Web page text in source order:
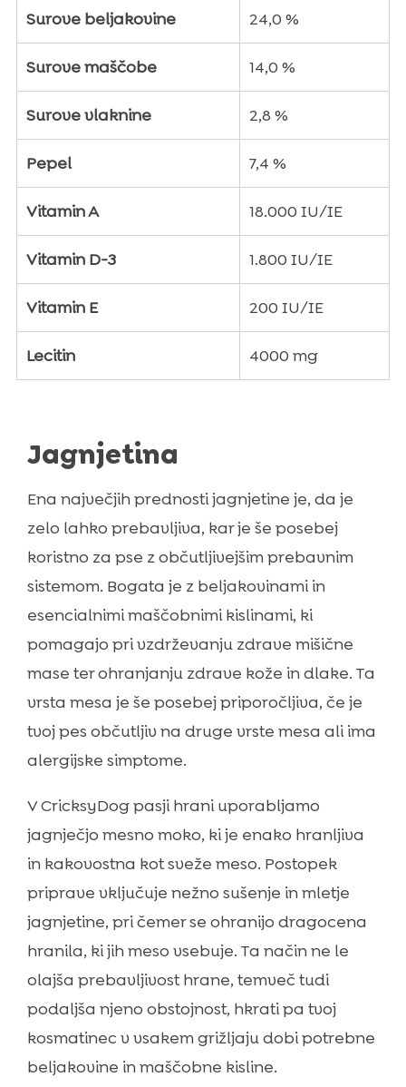
Surove beljakovine 24,0 %
Surove maščobe 14,0 %
Surove vlaknine 2,8 %
Pepel 7,4 %
Vitamin A 18.000 IU/IE
Vitamin D-3 1.800 IU/IE
Vitamin E 200 IU/IE
Lecitin 4000 mg
Jagnjetina
Ena največjih prednosti jagnjetine je, da je
zelo lahko prebavljiva, kar je še posebej
koristno za pse z občutljivejšim prebavnim
sistemom. Bogata je z beljakovinami in
esencialnimi maščobnimi kislinami, ki
pomagajo pri vzdrževanju zdrave mišične
mase ter ohranjanju zdrave kože in dlake. Ta
vrsta mesa je še posebej priporočljiva, če je
tvoj pes občutljiv na druge vrste mesa ali ima
alergijske simptome.
V CricksyDog pasji hrani uporabljamo
jagnječjo mesno moko, ki je enako hranljiva
in kakovostna kot sveže meso. Postopek
priprave vključuje nežno sušenje in mletje
jagnjetine, pri čemer se ohranijo dragocena
hranila, ki jih meso vsebuje. Ta način ne le
olajša prebavljivost hrane, temveč tudi
podaljša njeno obstojnost, hkrati pa tvoj
kosmatinec v vsakem grižljaju dobi potrebne
beljakovine in maščobne kisline.